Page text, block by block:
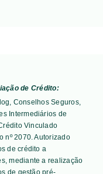
de Crédito:
Conselhos Seguros,
Intermediários de
Vinculado
nº 2070. Autorizado
de crédito a
mediante a realização
de gestão pré-